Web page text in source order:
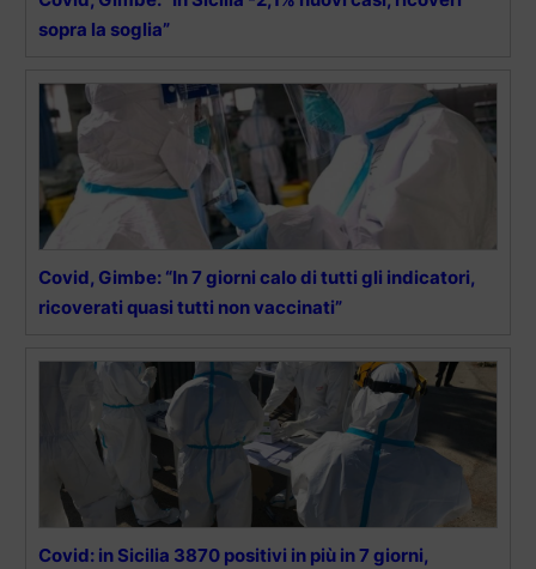
sopra la soglia”
Covid, Gimbe: “In 7 giorni calo di tutti gli indicatori,
ricoverati quasi tutti non vaccinati”
Covid: in Sicilia 3870 positivi in più in 7 giorni,